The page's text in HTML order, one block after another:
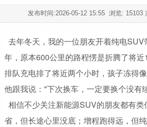
发布时间:2026-05-12 15:55 浏览: 15103
去年冬天，我的一位朋友开着纯电
年，原本600公里的路程愣是折腾了将
排队充电排了将近两个小时，孩子冻得
他跟我说："下次换车，一定要换个没有
相信不少关注新能源SUV的朋友都有
省，但长途心里没底；增程跑得远，但